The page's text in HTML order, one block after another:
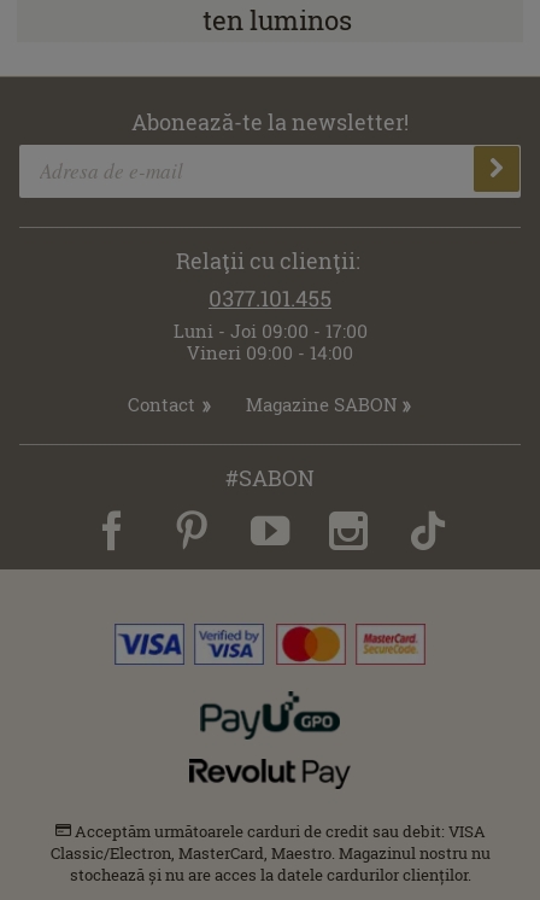
ten luminos
Abonează-te la newsletter!
Relaţii cu clienţii:
0377.101.455
Luni - Joi 09:00 - 17:00
Vineri 09:00 - 14:00
Contact Magazine SABON
#SABON
Acceptăm următoarele carduri de credit sau debit: VISA
Classic/Electron, MasterCard, Maestro. Magazinul nostru nu
stochează și nu are acces la datele cardurilor clienților.